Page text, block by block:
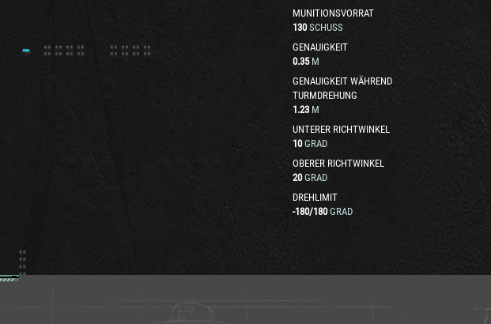
MUNITIONSVORRAT
130 SCHUSS
GENAUIGKEIT
0.35 M
GENAUIGKEIT WÄHREND
TURMDREHUNG
1.23 M
UNTERER RICHTWINKEL
10 GRAD
OBERER RICHTWINKEL
20 GRAD
DREHLIMIT
-180/180 GRAD